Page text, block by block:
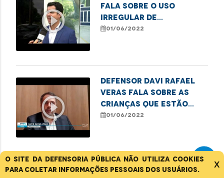
O site da Defensoria Pública não utiliza cookies
para coletar informações pessoais dos usuários.
X
play_circle_outline
fala sobre o uso
irregular de
agrotóxicos no
01/06/2022
play_circle_outline
Defensor Davi Rafael
Veras fala sobre as
crianças que estão
enfrentando
01/06/2022
Defensor-geral fala